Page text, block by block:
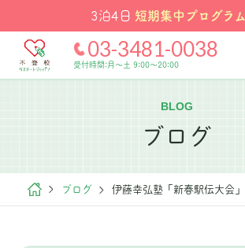
3泊4日 短期集中プログラム
03-3481-0038
受付時間:月～土 9:00～20:00
BLOG
ブログ
ブログ 伊藤幸弘塾「新春駅伝大会」